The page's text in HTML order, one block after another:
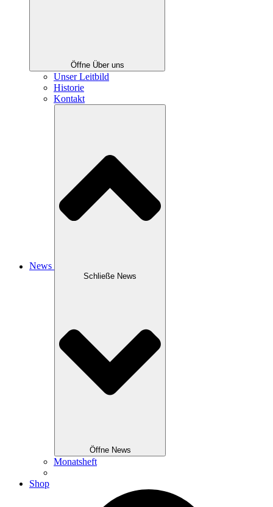
Öffne Über uns
Unser Leitbild
Historie
Kontakt
News
Schließe News
Öffne News
Monatsheft
Shop